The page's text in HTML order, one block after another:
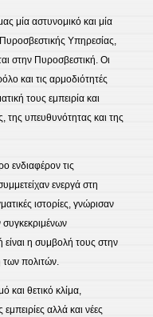
μία αστυνομικό και μία
Υπηρεσίας,
στην Πυροσβεστική. Οι
και τις αρμοδιότητές
τους εμπειρία και
της υπευθυνότητας και της
ενδιαφέρον τις
ενεργά στη
ιστορίες, γνώρισαν
συγκεκριμένων
η συμβολή τους στην
των πολιτών.
και θετικό κλίμα,
αλλά και νέες